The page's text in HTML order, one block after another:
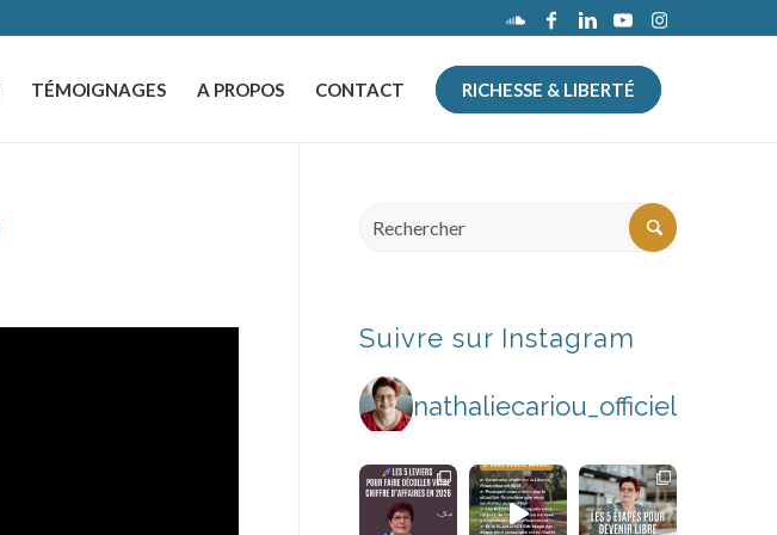
TÉMOIGNAGES A PROPOS CONTACT RICHESSE & LIBERTÉ
Suivre sur Instagram
nathaliecariou_officiel